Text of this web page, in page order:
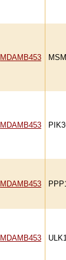
MDAMB453
MDAMB453
MDAMB453
MDAMB453